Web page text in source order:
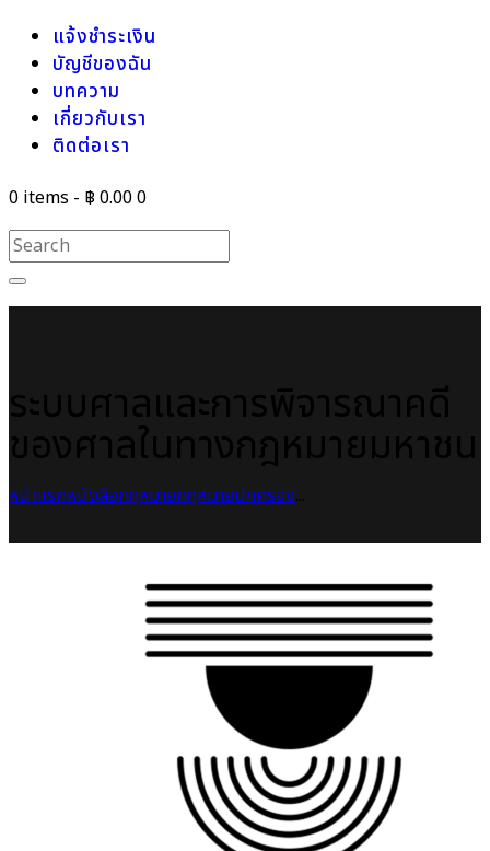
แจ้งชำระเงิน
บัญชีของฉัน
บทความ
เกี่ยวกับเรา
ติดต่อเรา
0 items - ฿ 0.000
หน้าแรกหนังสือกฎหมายกฎหมายปกครอง